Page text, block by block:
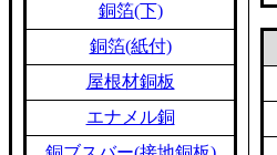
銅箔(下)
銅箔(紙付)
屋根材銅板
エナメル銅